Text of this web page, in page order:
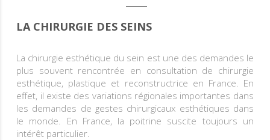
LA CHIRURGIE DES SEINS
La chirurgie esthétique du sein est une des demandes le
plus souvent rencontrée en consultation de chirurgie
esthétique, plastique et reconstructrice en France. En
effet, il existe des variations régionales importantes dans
les demandes de gestes chirurgicaux esthétiques dans
le monde. En France, la poitrine suscite toujours un
intérêt particulier.